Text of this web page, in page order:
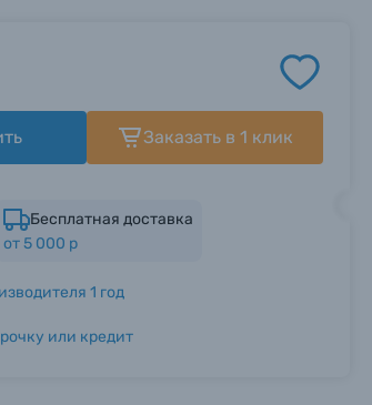
Заказать в 1 клик
Бесплатная доставка
от 5 000 р
1 год
или кредит